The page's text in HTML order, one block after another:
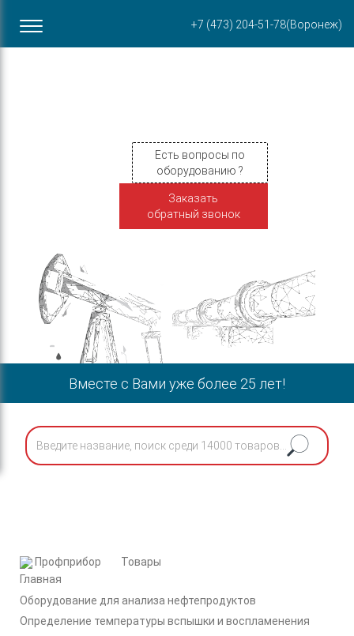
+7 (473) 204-51-78(Воронеж)
ул. Пирогова, 87Б
Есть вопросы по
оборудованию ?
Заказать
обратный звонок
Вместе с Вами уже более 25 лет!
Профприбор Товары
Оборудование для анализа нефтепродуктов
Определение температуры вспышки и воспламенения